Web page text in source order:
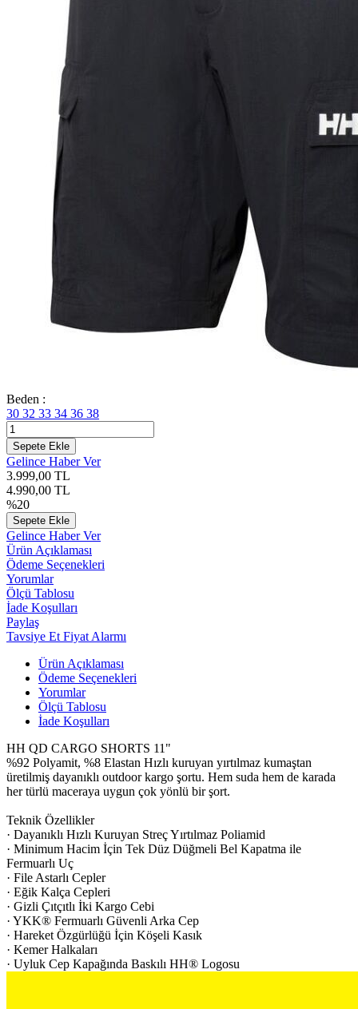
Beden :
30 32 33 34 36 38
Sepete Ekle
Gelince Haber Ver
3.999,00 TL
4.990,00 TL
%20
Sepete Ekle
Gelince Haber Ver
Ürün Açıklaması
Ödeme Seçenekleri
Yorumlar
Ölçü Tablosu
İade Koşulları
Paylaş
Tavsiye Et Fiyat Alarmı
Ürün Açıklaması
Ödeme Seçenekleri
Yorumlar
Ölçü Tablosu
İade Koşulları
HH QD CARGO SHORTS 11"
%92 Polyamit, %8 Elastan Hızlı kuruyan yırtılmaz kumaştan
üretilmiş dayanıklı outdoor kargo şortu. Hem suda hem de karada
her türlü maceraya uygun çok yönlü bir şort.
Teknik Özellikler
· Dayanıklı Hızlı Kuruyan Streç Yırtılmaz Poliamid
· Minimum Hacim İçin Tek Düz Düğmeli Bel Kapatma ile
Fermuarlı Uç
· File Astarlı Cepler
· Eğik Kalça Cepleri
· Gizli Çıtçıtlı İki Kargo Cebi
· YKK® Fermuarlı Güvenli Arka Cep
· Hareket Özgürlüğü İçin Köşeli Kasık
· Kemer Halkaları
· Uyluk Cep Kapağında Baskılı HH® Logosu